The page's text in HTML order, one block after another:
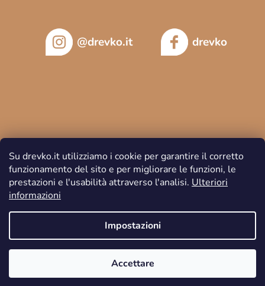
Su drevko.it utilizziamo i cookie per garantire il corretto
funzionamento del sito e per migliorare le funzioni, le
prestazioni e l'usabilità attraverso l'analisi. Ulteriori
informazioni
Impostazioni
Accettare
@drevko.it drevko
Creato da Shoptet